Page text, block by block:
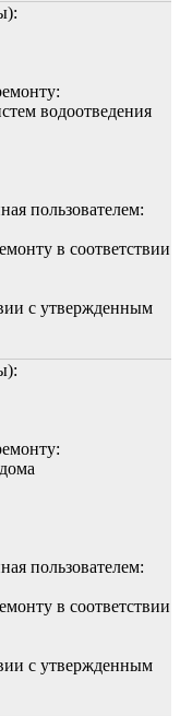
водоотведения
пользователем:
в соответствии
с утвержденным
пользователем:
в соответствии
с утвержденным